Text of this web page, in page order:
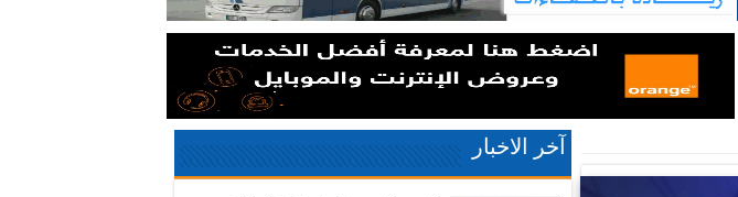
آخر الاخبار